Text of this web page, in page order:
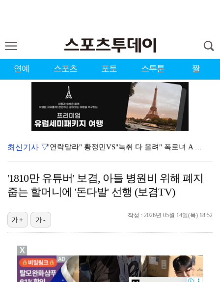
연예 스포츠 포토 스투툰 짤
"연락말라" 황정민VS"녹취 다 올려" 폭로녀 A 씨,…
이강인, 드디어 아틀레티코 선수단과 만났다…시메오네 감…
KBO, 기록적인 폭염으로 9일까지 리그 중단…내달 6…
'나솔' 24기 옥순, 출연료 미지급 폭로 "1년 넘게…
박지훈, 9월 잠실실내체육관서 앙코르 콘서트 개최
최신기사 ▽
'1810만 유튜버' 보겸, 아들 병원비 위해 폐지
줍는 할머니에 '돈다발' 선행 (보겸TV)
작성 : 2026년 05월 14일(목) 18:52
가+ 가-
X